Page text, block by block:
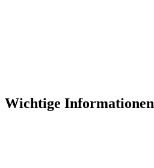
Wichtige Informationen